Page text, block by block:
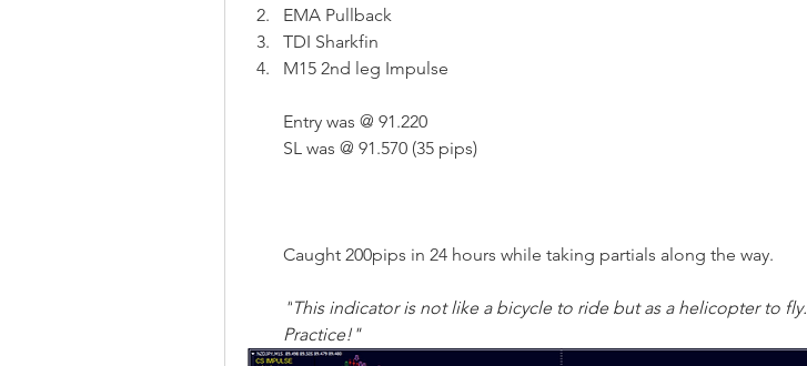
EMA Pullback
TDI Sharkfin
M15 2nd leg Impulse
Entry was @ 91.220
SL was @ 91.570 (35 pips)
Caught 200pips in 24 hours while taking partials along the way.
"This indicator is not like a bicycle to ride but as a helicopter to fly.
Practice!"